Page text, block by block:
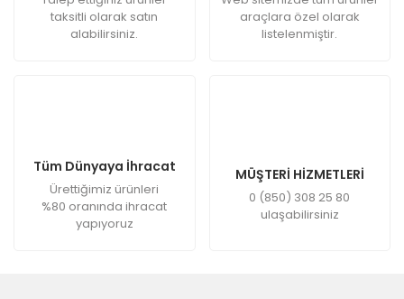
taksitli olarak satın
alabilirsiniz.
araçlara özel olarak
listelenmiştir.
Tüm Dünyaya İhracat
Ürettiğimiz ürünleri
%80 oranında ihracat
yapıyoruz
MÜŞTERİ HİZMETLERİ
0 (850) 308 25 80
ulaşabilirsiniz